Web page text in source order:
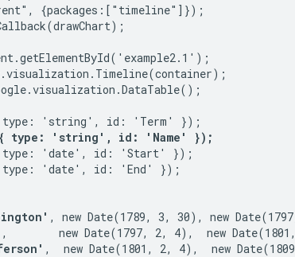
{packages:["timeline"]});
'string', id: 'Term' });
type: 'string', id: 'Name' });
'date', id: 'Start' });
'date', id: 'End' });
, new Date(1789, 3, 30), new
,        new Date(1797, 2, 4),  new
,  new Date(1801, 2, 4),  new